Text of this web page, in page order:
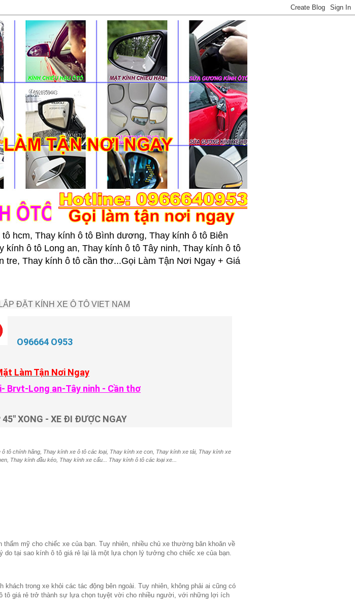
hcm, Thay kính ô tô Bình dương, Thay kính ô tô Biên
kính ô tô Long an, Thay kính ô tô Tây ninh, Thay kính ô tô
tre, Thay kính ô tô cần thơ...Gọi Làm Tận Nơi Ngay + Giá
ĐẶT KÍNH XE Ô TÔ VIET NAM
O96664 O953
Làm Tận Nơi Ngay
Brvt-Long an-Tây ninh - Cần thơ
XONG - XE ĐI ĐƯỢC NGAY
tô chính hãng, Thay kính xe ô tô các loại, Thay kính xe con, Thay kính xe tải, Thay kính xe
Thay kính đầu kéo, Thay kính xe cẩu... Thay kính ô tô các loại xe...
mỹ cho chiếc xe của bạn. Tuy nhiên, nhiều chủ xe thường băn khoăn về
tại sao kính ô tô giá rẻ lại là một lựa chọn lý tưởng cho chiếc xe của bạn.
trong xe khỏi các tác động bên ngoài. Tuy nhiên, không phải ai cũng có
tô giá rẻ trở thành sự lựa chọn tuyệt vời cho nhiều người, với những lợi ích